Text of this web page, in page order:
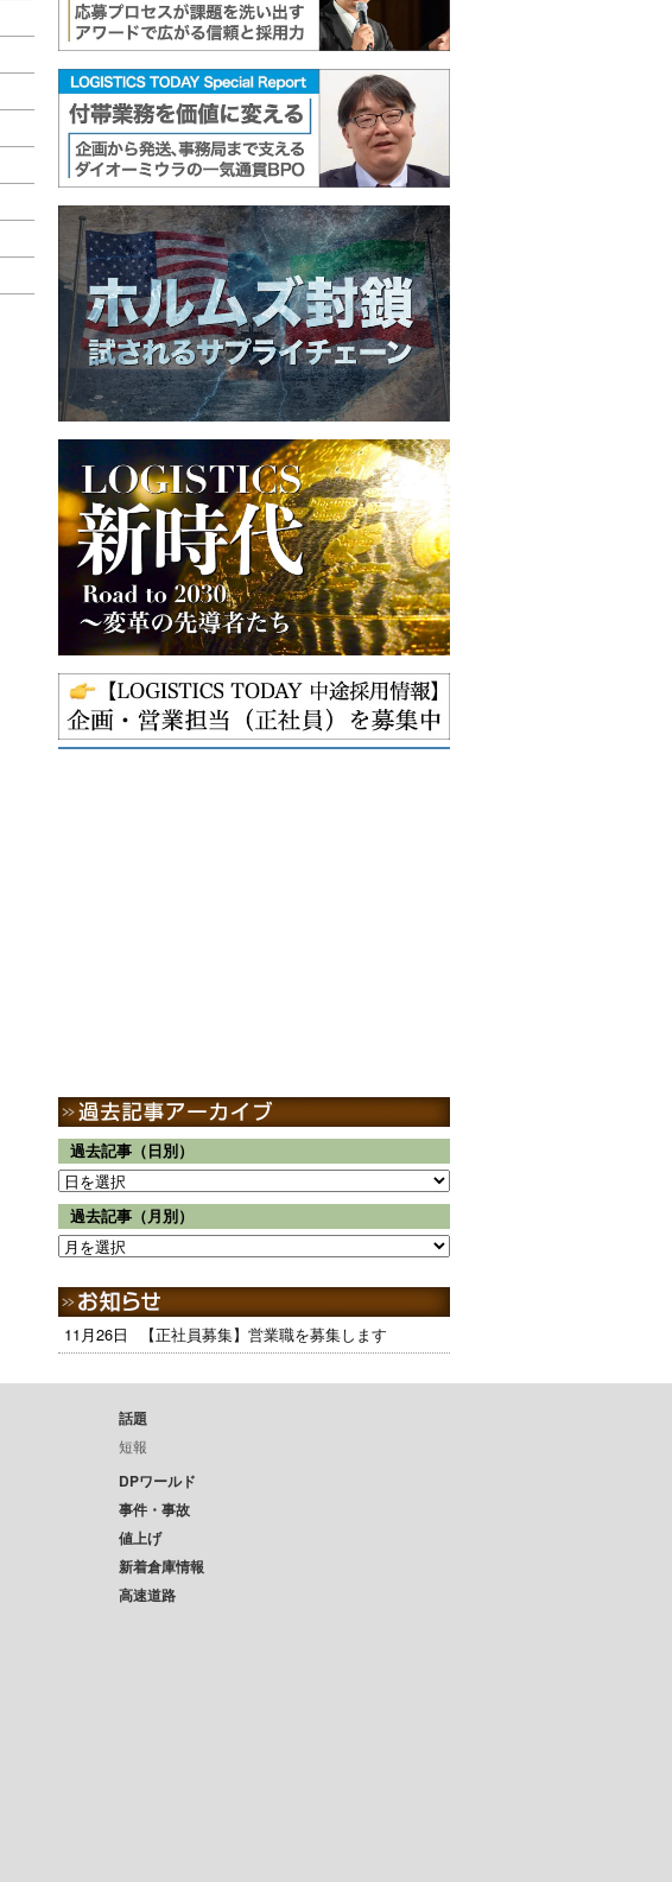
過去記事（日別）
過去記事（月別）
11月26日 【正社員募集】営業職を募集します
話題
短報
DPワールド
事件・事故
値上げ
新着倉庫情報
高速道路